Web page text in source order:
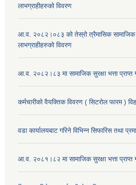
लाभग्राहीहरुको विवरण
आ.व. २०८२।०८३ को तेस्रो त्रैमासिक सामाजिक
लाभग्राहीहरुको विवरण
आ.व. २०८२।८३ मा सामाजिक सुरक्षा भत्ता प्राप्त
कर्मचारीको वैयक्तिक विवरण ( सिटरोल फारम )
वडा कार्यालयबाट गरिने विभिन्न सिफारिस तथा
आ.व. २०८१।८२ मा सामाजिक सुरक्षा भत्ता प्राप्त